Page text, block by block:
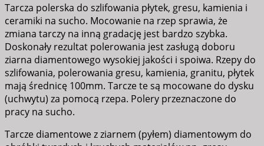
Tarcza polerska do szlifowania płytek, gresu, kamienia i
ceramiki na sucho. Mocowanie na rzep sprawia, że
zmiana tarczy na inną gradację jest bardzo szybka.
Doskonały rezultat polerowania jest zasługą doboru
ziarna diamentowego wysokiej jakości i spoiwa. Rzepy do
szlifowania, polerowania gresu, kamienia, granitu, płytek
mają średnicę 100mm. Tarcze te są mocowane do dysku
(uchwytu) za pomocą rzepa. Polery przeznaczone do
pracy na sucho.
Tarcze diamentowe z ziarnem (pyłem) diamentowym do